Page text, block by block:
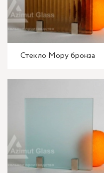
Стекло Мору бронза